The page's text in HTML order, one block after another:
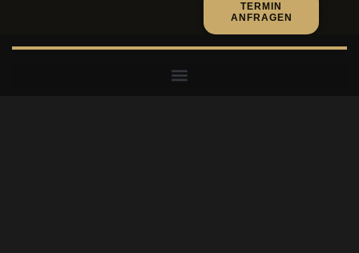
TERMIN
ANFRAGEN